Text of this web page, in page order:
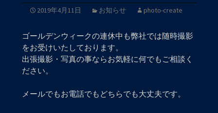
2019年4月11日 お知らせ photo-create
ゴールデンウィークの連休中も弊社では随時撮影
をお受けいたしております。
出張撮影・写真の事ならお気軽に何でもご相談く
ださい。
メールでもお電話でもどちらでも大丈夫です。